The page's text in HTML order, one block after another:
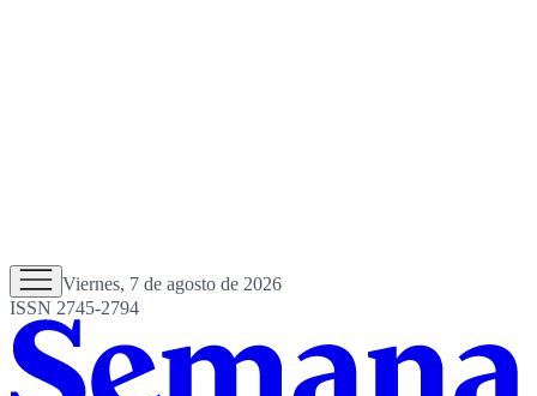
Viernes, 7 de agosto de 2026
ISSN 2745-2794